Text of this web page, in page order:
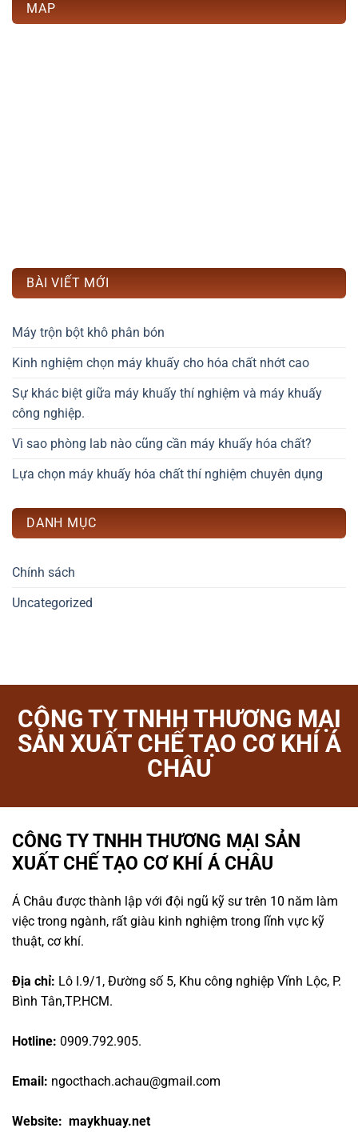
MAP
BÀI VIẾT MỚI
Máy trộn bột khô phân bón
Kinh nghiệm chọn máy khuấy cho hóa chất nhớt cao
Sự khác biệt giữa máy khuấy thí nghiệm và máy khuấy
công nghiệp.
Vì sao phòng lab nào cũng cần máy khuấy hóa chất?
Lựa chọn máy khuấy hóa chất thí nghiệm chuyên dụng
DANH MỤC
Chính sách
Uncategorized
CÔNG TY TNHH THƯƠNG MẠI
SẢN XUẤT CHẾ TẠO CƠ KHÍ Á
CHÂU
CÔNG TY TNHH THƯƠNG MẠI SẢN
XUẤT CHẾ TẠO CƠ KHÍ Á CHÂU
Á Châu được thành lập với đội ngũ kỹ sư trên 10 năm làm
việc trong ngành, rất giàu kinh nghiệm trong lĩnh vực kỹ
thuật, cơ khí.
Địa chỉ: Lô I.9/1, Đường số 5, Khu công nghiệp Vĩnh Lộc, P.
Bình Tân,TP.HCM.
Hotline: 0909.792.905.
Email: ngocthach.achau@gmail.com
Website: maykhuay.net